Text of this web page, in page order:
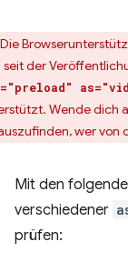
Die
seit der
Wende dich
wer von
Mit den
verschiedener
prüfen: